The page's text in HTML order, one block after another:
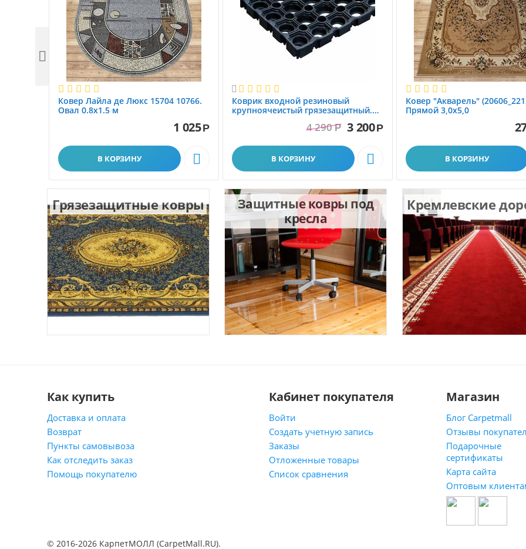
Ковер Лайла де Люкс 15704 10766.
Овал 0.8x1.5 м
1 025Р
В КОРЗИНУ 

Коврик вxодной резиновый
крупноячеистый грязезащитный.
4 290 Р 3 200Р
В КОРЗИНУ 
Ковер "Акварель"
Прямой 3,0х5,0
В КОРЗИНУ

Грязезащитные ковры
Защитные ковры под
кресла
Кремлевские
Как купить
Доставка и оплата
Возврат
Пункты самовывоза
Как отследить заказ
Помощь покупателю
Кабинет покупателя
Войти
Создать учетную запись
Заказы
Отложенные товары
Список сравнения
Магазин
Блог Carpetmall
Отзывы
Подарочные
сертификаты
Карта сайта
Оптовым
© 2016-2026 КарпетМОЛЛ (CarpetMall.RU).